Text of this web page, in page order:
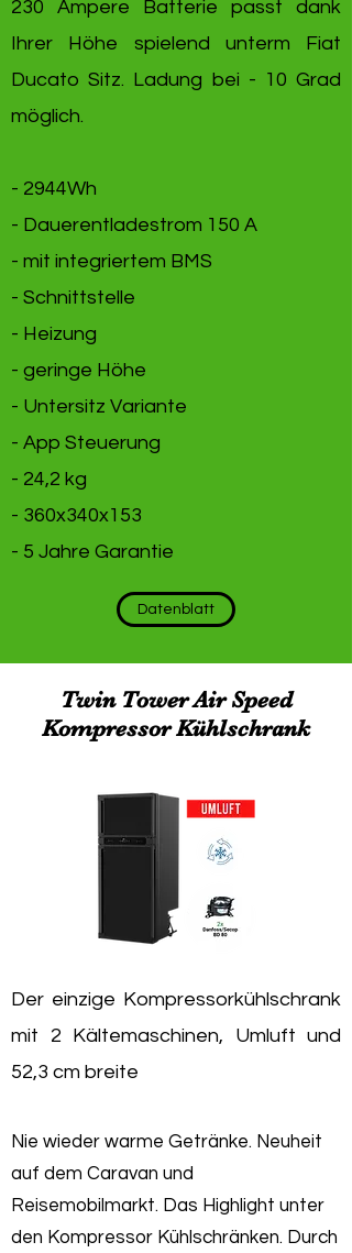
230 Ampere Batterie passt dank
Ihrer Höhe spielend unterm Fiat
Ducato Sitz. Ladung bei - 10 Grad
möglich.
- 2944Wh
- Dauerentladestrom 150 A
- mit integriertem BMS
- Schnittstelle
- Heizung
- geringe Höhe
- Untersitz Variante
- App Steuerung
- 24,2 kg
- 360x340x153
- 5 Jahre Garantie
Datenblatt
Twin Tower Air Speed
Kompressor Kühlschrank
Der einzige Kompressorkühlschrank
mit 2 Kältemaschinen, Umluft und
52,3 cm breite
Nie wieder warme Getränke. Neuheit
auf dem Caravan und
Reisemobilmarkt. Das Highlight unter
den Kompressor Kühlschränken. Durch